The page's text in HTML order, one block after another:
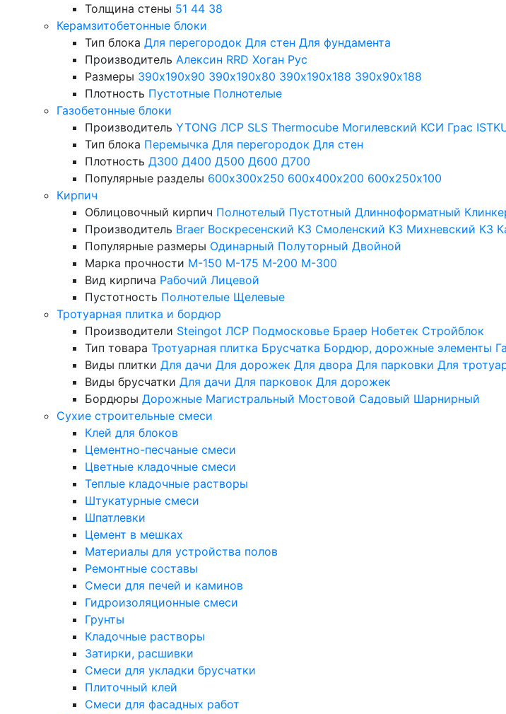
Толщина стены 51 44 38
Керамзитобетонные блоки
Тип блока Для перегородок Для стен Для фундамента
Производитель Алексин RRD Хоган Рус
Размеры 390х190х90 390х190х80 390х190х188 390х90х188
Плотность Пустотные Полнотелые
Газобетонные блоки
Производитель YTONG ЛСР SLS Thermocube Могилевский КСИ Грас
Тип блока Перемычка Для перегородок Для стен
Плотность Д300 Д400 Д500 Д600 Д700
Популярные разделы 600х300х250 600х400х200 600х250х100
Кирпич
Облицовочный кирпич Полнотелый Пустотный Длинноформатный
Производитель Braer Воскресенский КЗ Смоленский КЗ Михневский КЗ
Популярные размеры Одинарный Полуторный Двойной
Марка прочности М-150 М-175 М-200 М-300
Вид кирпича Рабочий Лицевой
Пустотность Полнотелые Щелевые
Тротуарная плитка и бордюр
Производители Steingot ЛСР Подмосковье Браер Нобетек Стройблок
Тип товара Тротуарная плитка Брусчатка Бордюр, дорожные элементы
Виды плитки Для дачи Для дорожек Для двора Для парковки Для
Виды брусчатки Для дачи Для парковок Для дорожек
Бордюры Дорожные Магистральный Мостовой Садовый Шарнирный
Сухие строительные смеси
Клей для блоков
Цементно-песчаные смеси
Цветные кладочные смеси
Теплые кладочные растворы
Штукатурные смеси
Шпатлевки
Цемент в мешках
Материалы для устройства полов
Ремонтные составы
Смеси для печей и каминов
Гидроизоляционные смеси
Грунты
Кладочные растворы
Затирки, расшивки
Смеси для укладки брусчатки
Плиточный клей
Смеси для фасадных работ